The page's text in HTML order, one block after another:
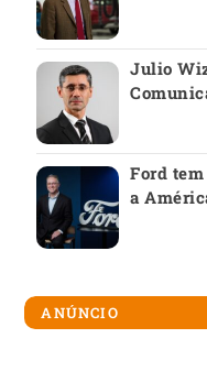
Julio
Ford
a
ANÚNCIO